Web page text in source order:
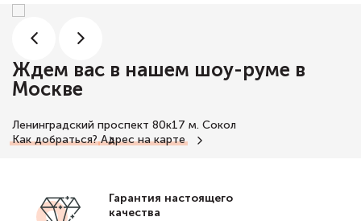
Ждем вас в нашем шоу-руме в
Москве
Ленинградский проспект 80к17 м. Сокол
Как добраться? Адрес на карте
Гарантия настоящего
качества